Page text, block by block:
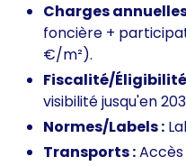
Charges
foncière +
€/m²).
Fiscalité/
visibilité jusqu'en
Normes/Labels :
Transports :